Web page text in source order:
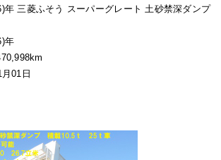
年 三菱ふそう スーパーグレート 土砂禁深ダンプ
年
01日